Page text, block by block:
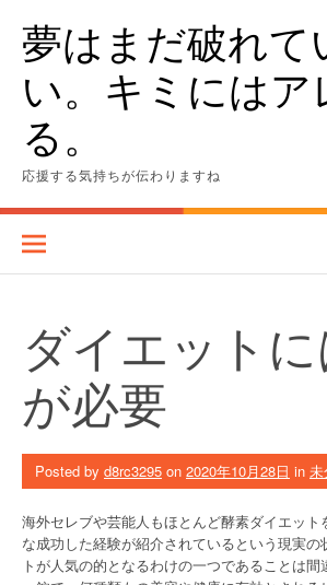
content夢はまだ破れて
い。キミにはア
る。
応援する気持ちが伝わりますね
ダイエット
が必要
Posted by d8rc3295 on 2020年10月28日 in
海外セレブや芸能人もほとんど酵素ダイエット
な成功した経験が紹介されているという現実の
トが人気の的となるわけの一つであることは間